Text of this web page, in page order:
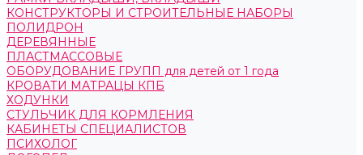
КОНСТРУКТОРЫ И СТРОИТЕЛЬНЫЕ НАБОРЫ
ПОЛИДРОН
ДЕРЕВЯННЫЕ
ПЛАСТМАССОВЫЕ
ОБОРУДОВАНИЕ ГРУПП для детей от 1 года
КРОВАТИ МАТРАЦЫ КПБ
ХОДУНКИ
СТУЛЬЧИК ДЛЯ КОРМЛЕНИЯ
КАБИНЕТЫ СПЕЦИАЛИСТОВ
ПСИХОЛОГ